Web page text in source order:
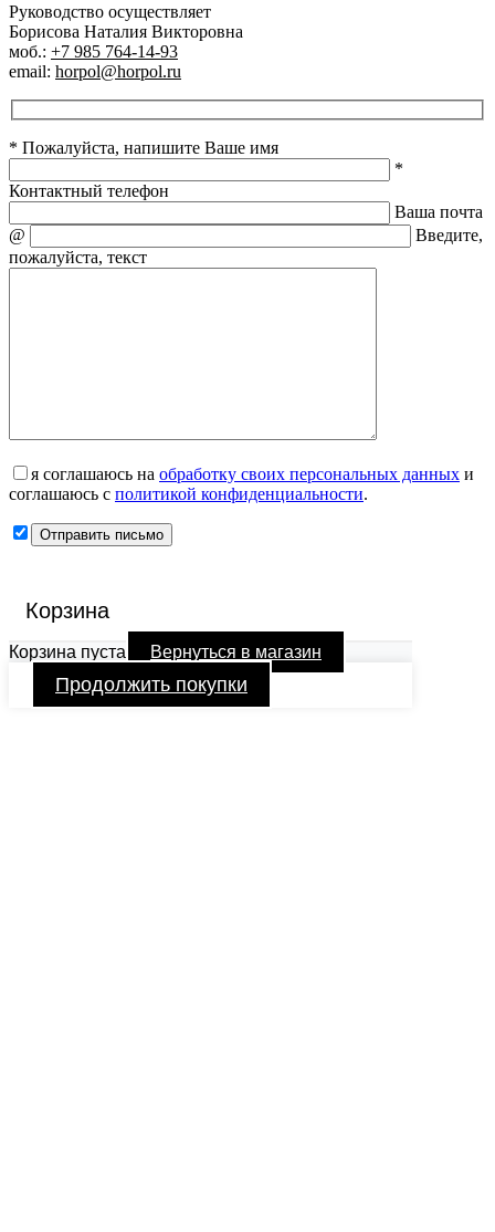
Руководство осуществляет
Борисова Наталия Викторовна
моб.: +7 985 764-14-93
email: horpol@horpol.ru
* Пожалуйста, напишите Ваше имя
*
Контактный телефон
Ваша почта
@
Введите,
пожалуйста, текст
я соглашаюсь на обработку своих персональных данных и
соглашаюсь с политикой конфиденциальности.
Корзина
Корзина пуста Вернуться в магазин
Продолжить покупки